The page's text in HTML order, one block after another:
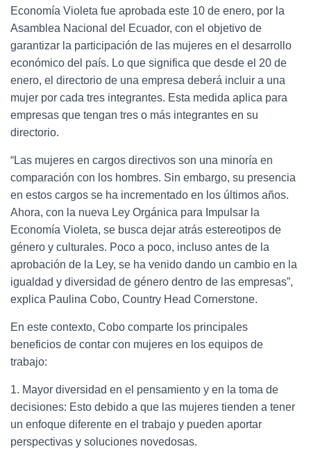
Economía Violeta fue aprobada este 10 de enero, por la
Asamblea Nacional del Ecuador, con el objetivo de
garantizar la participación de las mujeres en el desarrollo
económico del país. Lo que significa que desde el 20 de
enero, el directorio de una empresa deberá incluir a una
mujer por cada tres integrantes. Esta medida aplica para
empresas que tengan tres o más integrantes en su
directorio.
“Las mujeres en cargos directivos son una minoría en
comparación con los hombres. Sin embargo, su presencia
en estos cargos se ha incrementado en los últimos años.
Ahora, con la nueva Ley Orgánica para Impulsar la
Economía Violeta, se busca dejar atrás estereotipos de
género y culturales. Poco a poco, incluso antes de la
aprobación de la Ley, se ha venido dando un cambio en la
igualdad y diversidad de género dentro de las empresas”,
explica Paulina Cobo, Country Head Cornerstone.
En este contexto, Cobo comparte los principales
beneficios de contar con mujeres en los equipos de
trabajo:
1. Mayor diversidad en el pensamiento y en la toma de
decisiones: Esto debido a que las mujeres tienden a tener
un enfoque diferente en el trabajo y pueden aportar
perspectivas y soluciones novedosas.